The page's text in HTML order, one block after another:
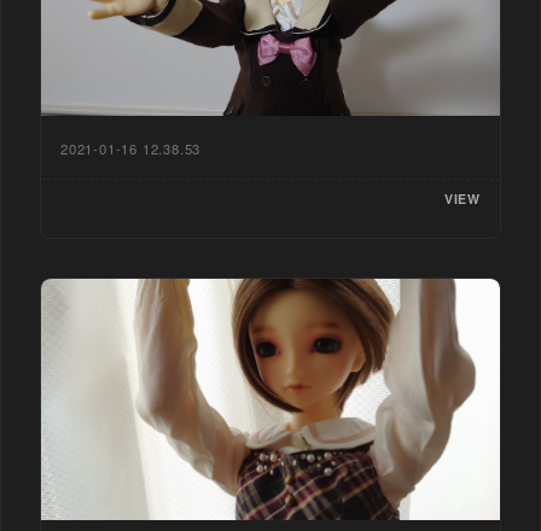
2021-01-16 12.38.53
VIEW